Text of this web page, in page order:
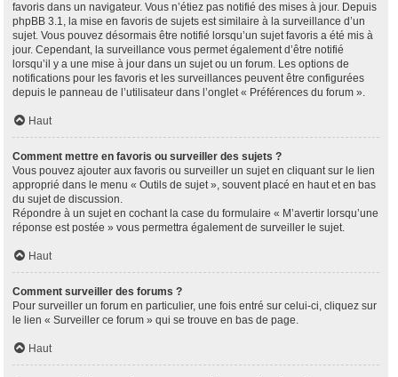
favoris dans un navigateur. Vous n’étiez pas notifié des mises à jour. Depuis
phpBB 3.1, la mise en favoris de sujets est similaire à la surveillance d’un
sujet. Vous pouvez désormais être notifié lorsqu’un sujet favoris a été mis à
jour. Cependant, la surveillance vous permet également d’être notifié
lorsqu’il y a une mise à jour dans un sujet ou un forum. Les options de
notifications pour les favoris et les surveillances peuvent être configurées
depuis le panneau de l’utilisateur dans l’onglet « Préférences du forum ».
Haut
Comment mettre en favoris ou surveiller des sujets ?
Vous pouvez ajouter aux favoris ou surveiller un sujet en cliquant sur le lien
approprié dans le menu « Outils de sujet », souvent placé en haut et en bas
du sujet de discussion.
Répondre à un sujet en cochant la case du formulaire « M’avertir lorsqu’une
réponse est postée » vous permettra également de surveiller le sujet.
Haut
Comment surveiller des forums ?
Pour surveiller un forum en particulier, une fois entré sur celui-ci, cliquez sur
le lien « Surveiller ce forum » qui se trouve en bas de page.
Haut